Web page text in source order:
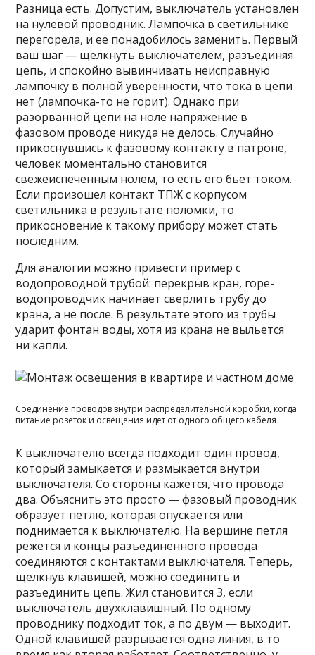
Разница есть. Допустим, выключатель установлен
на нулевой проводник. Лампочка в светильнике
перегорела, и ее понадобилось заменить. Первый
ваш шаг — щелкнуть выключателем, разъединяя
цепь, и спокойно вывинчивать неисправную
лампочку в полной уверенности, что тока в цепи
нет (лампочка-то не горит). Однако при
разорванной цепи на ноле напряжение в
фазовом проводе никуда не делось. Случайно
прикоснувшись к фазовому контакту в патроне,
человек моментально становится
свежеиспеченным нолем, то есть его бьет током.
Если произошел контакт ТПЖ с корпусом
светильника в результате поломки, то
прикосновение к такому прибору может стать
последним.
Для аналогии можно привести пример с
водопроводной трубой: перекрыв кран, горе-
водопроводчик начинает сверлить трубу до
крана, а не после. В результате этого из трубы
ударит фонтан воды, хотя из крана не выльется
ни капли.
Соединение проводов внутри распределительной коробки, когда
питание розеток и освещения идет от одного общего кабеля
К выключателю всегда подходит один провод,
который замыкается и размыкается внутри
выключателя. Со стороны кажется, что провода
два. Объяснить это просто — фазовый проводник
образует петлю, которая опускается или
поднимается к выключателю. На вершине петля
режется и концы разъединенного провода
соединяются с контактами выключателя. Теперь,
щелкнув клавишей, можно соединить и
разъединить цепь. Жил становится 3, если
выключатель двухклавишный. По одному
проводнику подходит ток, а по двум — выходит.
Одной клавишей разрывается одна линия, в то